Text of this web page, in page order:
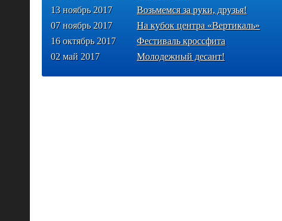
13 ноябрь 2017
Возьмемся за руки, друзья!
07 ноябрь 2017
На кубок центра «Вертикаль»
16 октябрь 2017
Фестиваль кроссфита
02 май 2017
Молодежный десант!